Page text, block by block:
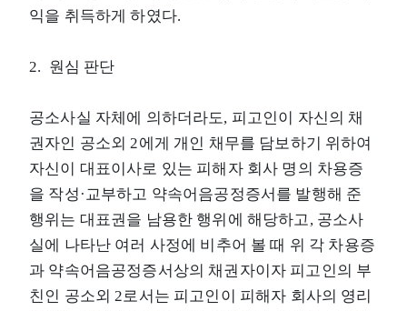
익을 취득하게 하였다.
2. 원심 판단
공소사실 자체에 의하더라도, 피고인이 자신의 채
권자인 공소외 2에게 개인 채무를 담보하기 위하여
자신이 대표이사로 있는 피해자 회사 명의 차용증
을 작성·교부하고 약속어음공정증서를 발행해 준
행위는 대표권을 남용한 행위에 해당하고, 공소사
실에 나타난 여러 사정에 비추어 볼 때 위 각 차용증
과 약속어음공정증서상의 채권자이자 피고인의 부
친인 공소외 2로서는 피고인이 피해자 회사의 영리